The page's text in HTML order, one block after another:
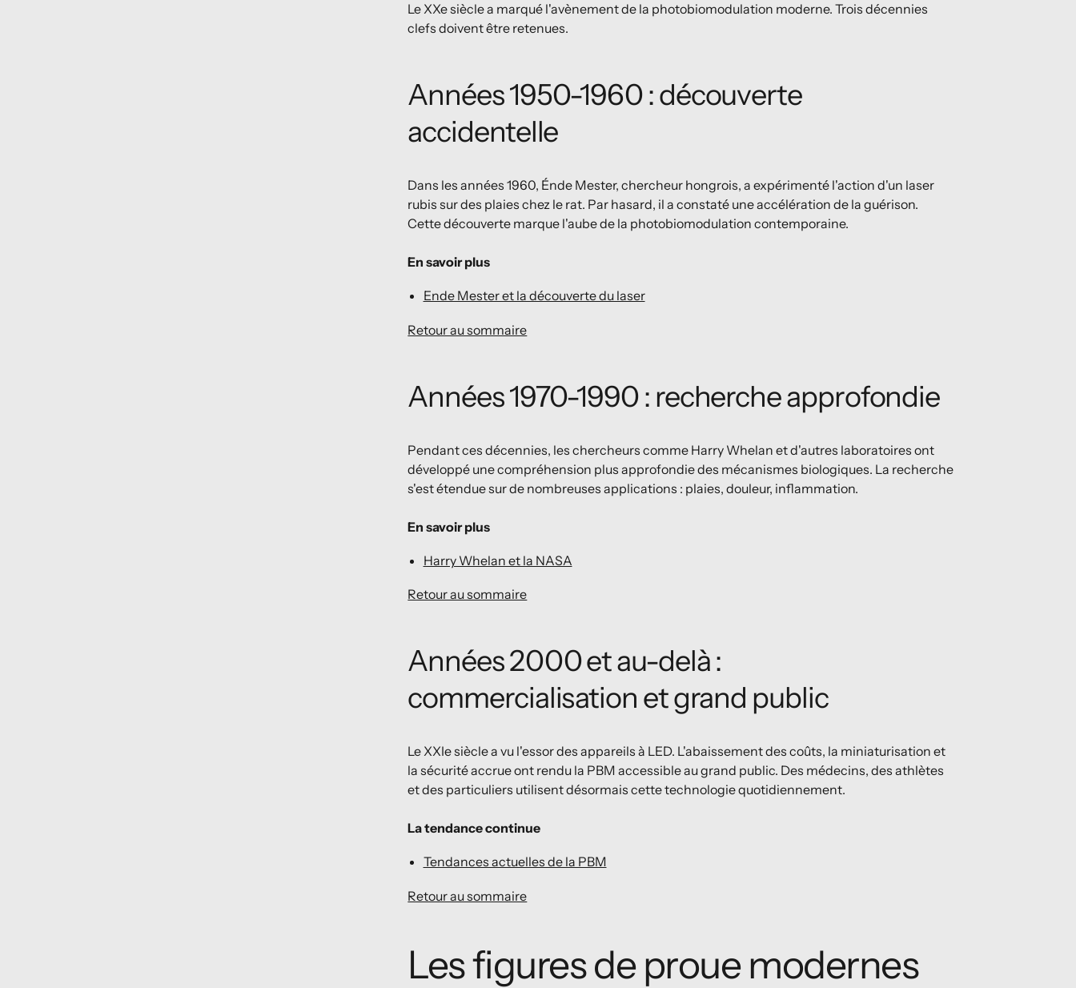
Le XXe siècle a marqué l'avènement de la photobiomodulation moderne. Trois décennies
clefs doivent être retenues.
Années 1950-1960 : découverte
accidentelle
Dans les années 1960, Énde Mester, chercheur hongrois, a expérimenté l'action d'un laser
rubis sur des plaies chez le rat. Par hasard, il a constaté une accélération de la guérison.
Cette découverte marque l'aube de la photobiomodulation contemporaine.
En savoir plus
Ende Mester et la découverte du laser
Retour au sommaire
Années 1970-1990 : recherche approfondie
Pendant ces décennies, les chercheurs comme Harry Whelan et d'autres laboratoires ont
développé une compréhension plus approfondie des mécanismes biologiques. La recherche
s'est étendue sur de nombreuses applications : plaies, douleur, inflammation.
En savoir plus
Harry Whelan et la NASA
Retour au sommaire
Années 2000 et au-delà :
commercialisation et grand public
Le XXIe siècle a vu l'essor des appareils à LED. L'abaissement des coûts, la miniaturisation et
la sécurité accrue ont rendu la PBM accessible au grand public. Des médecins, des athlètes
et des particuliers utilisent désormais cette technologie quotidiennement.
La tendance continue
Tendances actuelles de la PBM
Retour au sommaire
Les figures de proue modernes